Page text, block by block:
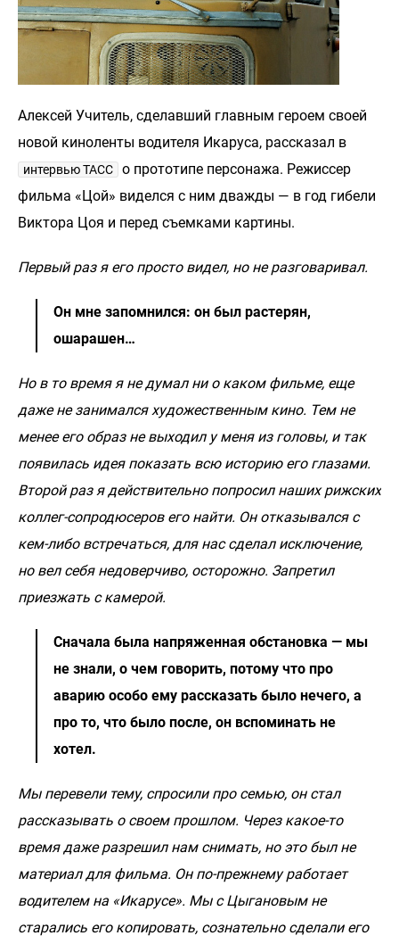
Алексей Учитель, сделавший главным героем своей
новой киноленты водителя Икаруса, рассказал в
интервью ТАСС
о прототипе персонажа. Режиссер
фильма «Цой» виделся с ним дважды — в год гибели
Виктора Цоя и перед съемками картины.
Первый раз я его просто видел, но не разговаривал.
Он мне запомнился: он был растерян,
ошарашен…
Но в то время я не думал ни о каком фильме, еще
даже не занимался художественным кино. Тем не
менее его образ не выходил у меня из головы, и так
появилась идея показать всю историю его глазами.
Второй раз я действительно попросил наших рижских
коллег-сопродюсеров его найти. Он отказывался с
кем-либо встречаться, для нас сделал исключение,
но вел себя недоверчиво, осторожно. Запретил
приезжать с камерой.
Сначала была напряженная обстановка — мы
не знали, о чем говорить, потому что про
аварию особо ему рассказать было нечего, а
про то, что было после, он вспоминать не
хотел.
Мы перевели тему, спросили про семью, он стал
рассказывать о своем прошлом. Через какое-то
время даже разрешил нам снимать, но это был не
материал для фильма. Он по-прежнему работает
водителем на «Икарусе». Мы с Цыгановым не
старались его копировать, сознательно сделали его